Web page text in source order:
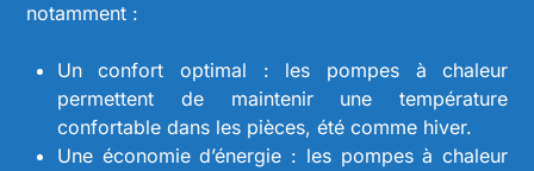
notamment :
Un confort optimal : les pompes à chaleur
permettent de maintenir une température
confortable dans les pièces, été comme hiver.
Une économie d’énergie : les pompes à chaleur